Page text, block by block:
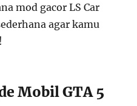
mod gacor LS Car
agar kamu
Mobil GTA 5